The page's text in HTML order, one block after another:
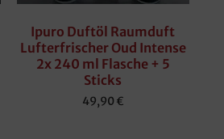
Ipuro Duftöl Raumduft
Lufterfrischer Oud Intense
2x 240 ml Flasche + 5
Sticks
49,90 €